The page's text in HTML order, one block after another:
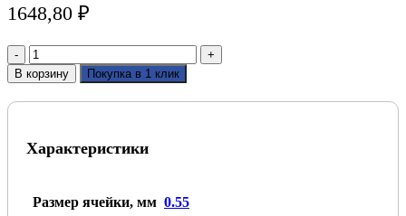
1648,80 ₽
Количество
товара
Сетка
нержавеющая
В корзину Покупка в 1 клик
Характеристики
Размер ячейки, мм 0.55